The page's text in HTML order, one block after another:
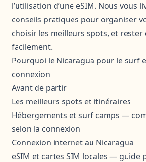
l’utilisation d’une eSIM. Nous vous
conseils pratiques pour organiser
choisir les meilleurs spots, et rester
facilement.
Pourquoi le Nicaragua pour le surf
connexion
Avant de partir
Les meilleurs spots et itinéraires
Hébergements et surf camps —
selon la connexion
Connexion internet au Nicaragua
eSIM et cartes SIM locales — guide